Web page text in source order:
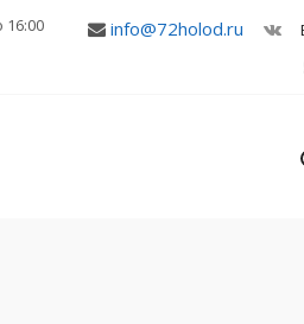
16:00
info@72holod.ru